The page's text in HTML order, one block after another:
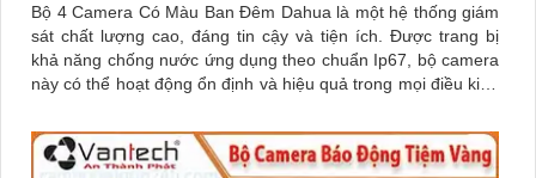
Bộ 4 Camera Có Màu Ban Đêm Dahua là một hệ thống giám
sát chất lượng cao, đáng tin cậy và tiện ích. Được trang bị
khả năng chống nước ứng dụng theo chuẩn Ip67, bộ camera
này có thể hoạt động ổn định và hiệu quả trong mọi điều kiện